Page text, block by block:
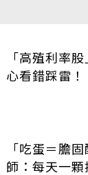
「高殖利率
心看錯踩雷！
「吃蛋＝膽
師：每天一